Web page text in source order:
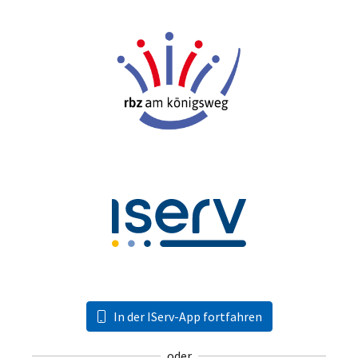
In der IServ-App fortfahren